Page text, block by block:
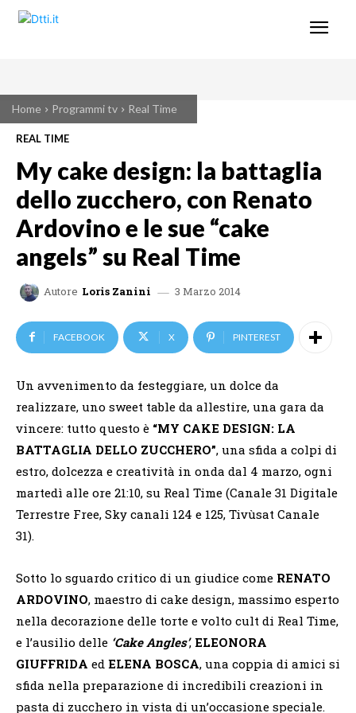
Home Programmi tv Real Time
REAL TIME
My cake design: la battaglia
dello zucchero, con Renato
Ardovino e le sue “cake
angels” su Real Time
Autore Loris Zanini 3 Marzo 2014
FACEBOOK X PINTEREST
Un avvenimento da festeggiare, un dolce da
realizzare, uno sweet table da allestire, una gara da
vincere: tutto questo è “MY CAKE DESIGN: LA
BATTAGLIA DELLO ZUCCHERO”, una sfida a colpi di
estro, dolcezza e creatività in onda dal 4 marzo, ogni
martedì alle ore 21:10, su Real Time (Canale 31 Digitale
Terrestre Free, Sky canali 124 e 125, Tivùsat Canale
31).
Sotto lo sguardo critico di un giudice come RENATO
ARDOVINO, maestro di cake design, massimo esperto
nella decorazione delle torte e volto cult di Real Time,
e l’ausilio delle ‘Cake Angles’, ELEONORA
GIUFFRIDA ed ELENA BOSCA, una coppia di amici si
sfida nella preparazione di incredibili creazioni in
pasta di zucchero in vista di un’occasione speciale.